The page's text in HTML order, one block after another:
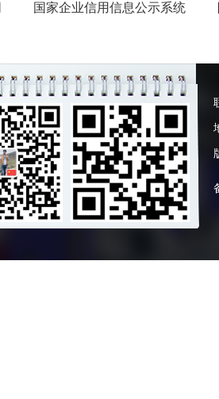
国家企业信用信息公示系统